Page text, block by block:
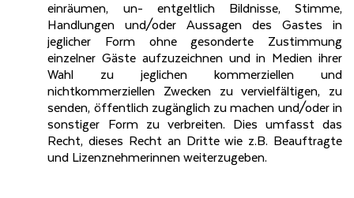
einräumen, un- entgeltlich Bildnisse, Stimme,
Handlungen und/oder Aussagen des Gastes in
jeglicher Form ohne gesonderte Zustimmung
einzelner Gäste aufzuzeichnen und in Medien ihrer
Wahl zu jeglichen kommerziellen und
nichtkommerziellen Zwecken zu vervielfältigen, zu
senden, öffentlich zugänglich zu machen und/oder in
sonstiger Form zu verbreiten. Dies umfasst das
Recht, dieses Recht an Dritte wie z.B. Beauftragte
und Lizenznehmerinnen weiterzugeben.